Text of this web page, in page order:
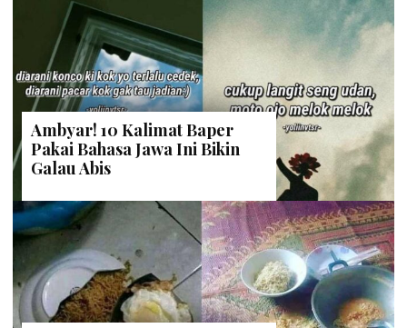
Ambyar! 10 Kalimat Baper
Pakai Bahasa Jawa Ini Bikin
Galau Abis